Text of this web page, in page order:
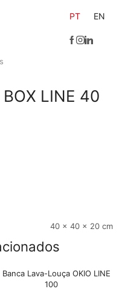
PT EN
LINE 40
40 × 40 × 20 cm